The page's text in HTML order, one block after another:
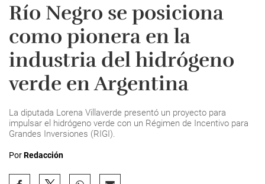
Río Negro se posiciona
como pionera en la
industria del hidrógeno
verde en Argentina
La diputada Lorena Villaverde presentó un proyecto para
impulsar el hidrógeno verde con un Régimen de Incentivo para
Grandes Inversiones (RIGI).
PorRedacción